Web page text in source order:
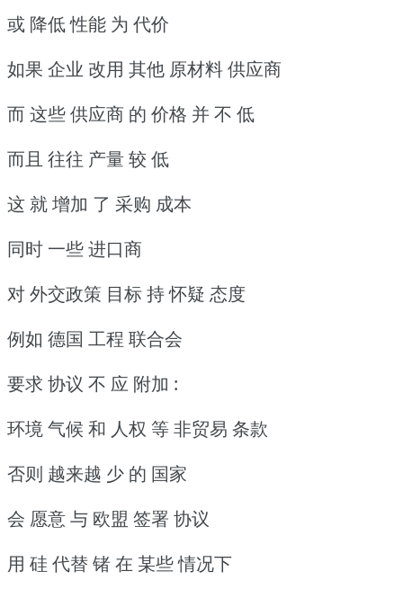
或 降低 性能 为 代价
如果 企业 改用 其他 原材料 供应商
而 这些 供应商 的 价格 并 不 低
而且 往往 产量 较 低
这 就 增加 了 采购 成本
同时 一些 进口商
对 外交政策 目标 持 怀疑 态度
例如 德国 工程 联合会
要求 协议 不 应 附加 :
环境 气候 和 人权 等 非贸易 条款
否则 越来越 少 的 国家
会 愿意 与 欧盟 签署 协议
用 硅 代替 锗 在 某些 情况下